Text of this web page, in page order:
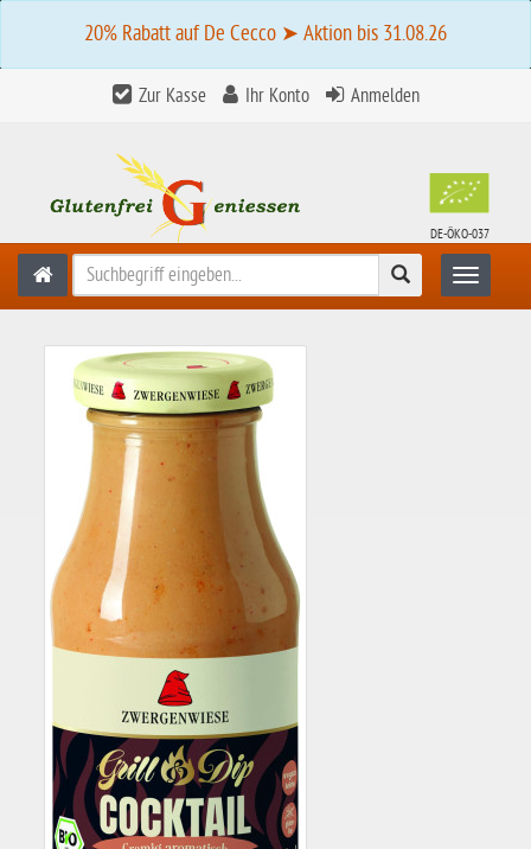
20% Rabatt auf De Cecco ➤ Aktion bis 31.08.26
Zur Kasse Ihr Konto Anmelden
DE-ÖKO-037
Suchen Toggle